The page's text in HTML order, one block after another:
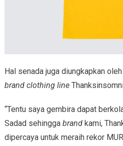
Hal senada juga diungkapkan
brand clothing line
“Tentu saya gembira dapat
Sadad sehingga brandkami,
dipercaya untuk meraih rekor